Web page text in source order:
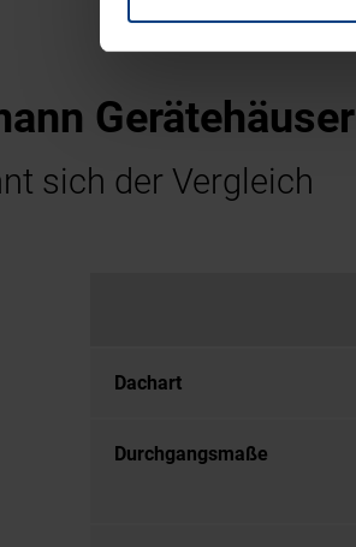
Gerätehäuser
sich der Vergleich
Dachart
Durchgangsmaße